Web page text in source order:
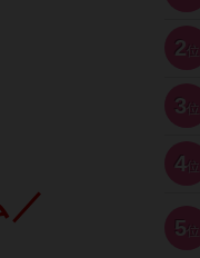
／
2 位
3 位
4位
5 位